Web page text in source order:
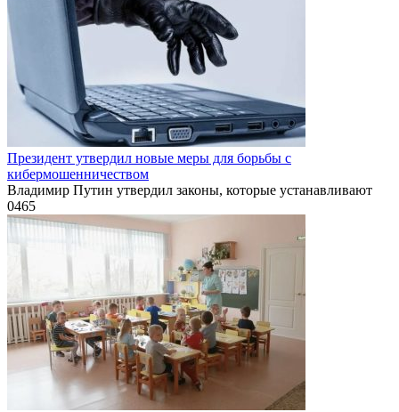
Президент утвердил новые меры для борьбы с
кибермошенничеством
Владимир Путин утвердил законы, которые устанавливают
0465